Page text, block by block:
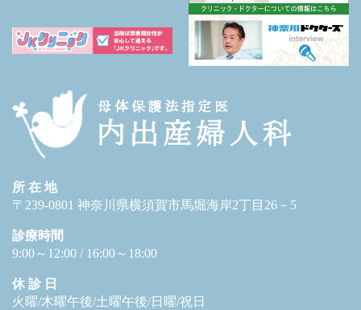
所 在 地
〒239-0801 神奈川県横須賀市馬堀海岸2丁目26－5
診療時間
9:00～12:00 / 16:00～18:00
休 診 日
火曜/木曜午後/土曜午後/日曜/祝日